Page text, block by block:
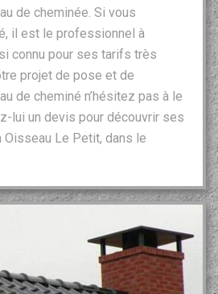
de cheminée. Si vous
il est le professionnel à
connu pour ses tarifs très
projet de pose et de
de cheminé n’hésitez pas à le
lui un devis pour découvrir ses
Le Petit, dans le